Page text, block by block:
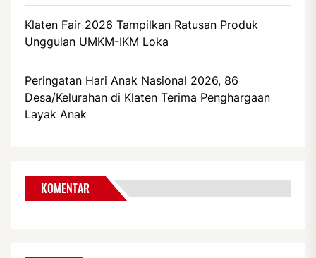
Klaten Fair 2026 Tampilkan Ratusan Produk
Unggulan UMKM-IKM Loka
Peringatan Hari Anak Nasional 2026, 86
Desa/Kelurahan di Klaten Terima Penghargaan
Layak Anak
KOMENTAR